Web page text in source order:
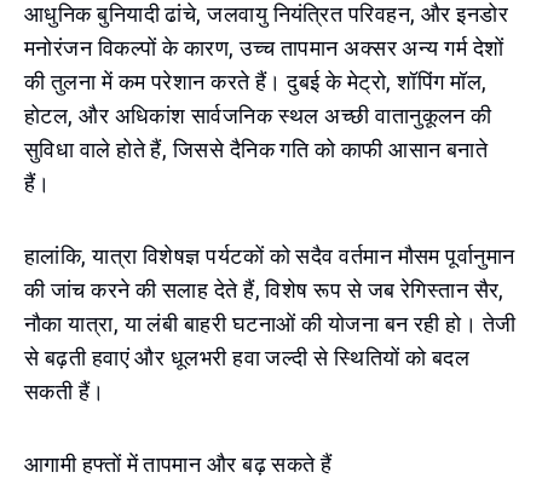
आधुनिक बुनियादी ढांचे, जलवायु नियंत्रित परिवहन, और इनडोर
मनोरंजन विकल्पों के कारण, उच्च तापमान अक्सर अन्य गर्म देशों
की तुलना में कम परेशान करते हैं। दुबई के मेट्रो, शॉपिंग मॉल,
होटल, और अधिकांश सार्वजनिक स्थल अच्छी वातानुकूलन की
सुविधा वाले होते हैं, जिससे दैनिक गति को काफी आसान बनाते
हैं।
हालांकि, यात्रा विशेषज्ञ पर्यटकों को सदैव वर्तमान मौसम पूर्वानुमान
की जांच करने की सलाह देते हैं, विशेष रूप से जब रेगिस्तान सैर,
नौका यात्रा, या लंबी बाहरी घटनाओं की योजना बन रही हो। तेजी
से बढ़ती हवाएं और धूलभरी हवा जल्दी से स्थितियों को बदल
सकती हैं।
आगामी हफ्तों में तापमान और बढ़ सकते हैं